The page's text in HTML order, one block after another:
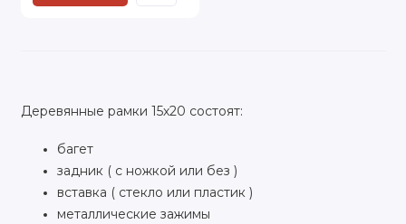
Деревянные рамки 15х20 состоят:
багет
задник ( с ножкой или без )
вставка ( стекло или пластик )
металлические зажимы